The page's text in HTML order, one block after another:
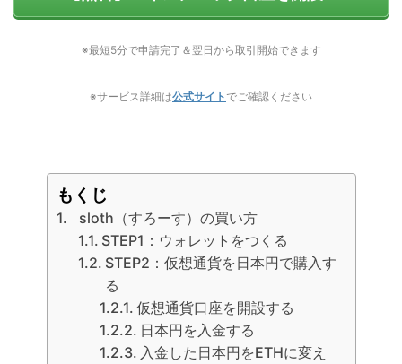
※最短5分で申請完了＆翌日から取引開始できます
※サービス詳細は公式サイト でご確認ください
もくじ
sloth（すろーす）の買い方
STEP1：ウォレットをつくる
STEP2：仮想通貨を日本円で購入す
る
仮想通貨口座を開設する
日本円を入金する
入金した日本円をETHに変え